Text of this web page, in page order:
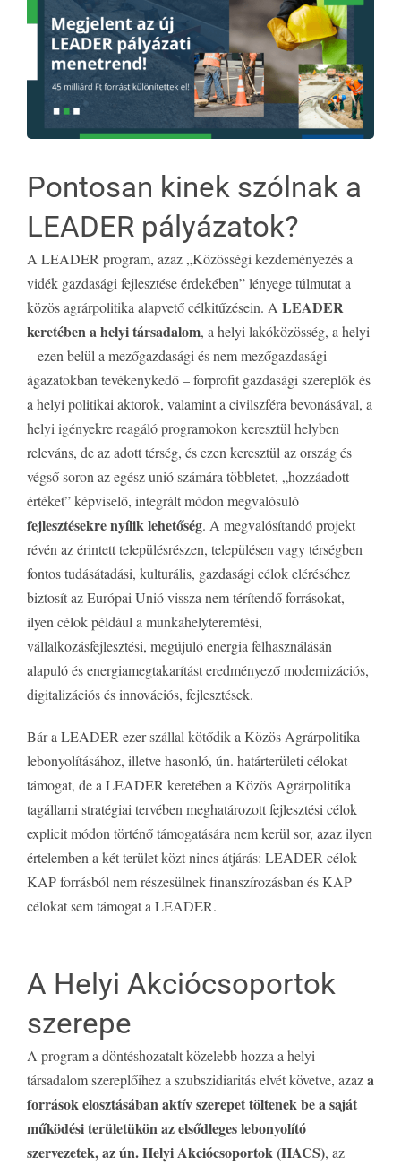
Pontosan kinek szólnak a
LEADER pályázatok?
A LEADER program, azaz „Közösségi kezdeményezés a
vidék gazdasági fejlesztése érdekében” lényege túlmutat a
közös agrárpolitika alapvető célkitűzésein. A LEADER
keretében a helyi társadalom, a helyi lakóközösség, a helyi
– ezen belül a mezőgazdasági és nem mezőgazdasági
ágazatokban tevékenykedő – forprofit gazdasági szereplők és
a helyi politikai aktorok, valamint a civilszféra bevonásával, a
helyi igényekre reagáló programokon keresztül helyben
releváns, de az adott térség, és ezen keresztül az ország és
végső soron az egész unió számára többletet, „hozzáadott
értéket” képviselő, integrált módon megvalósuló
fejlesztésekre nyílik lehetőség. A megvalósítandó projekt
révén az érintett településrészen, településen vagy térségben
fontos tudásátadási, kulturális, gazdasági célok eléréséhez
biztosít az Európai Unió vissza nem térítendő forrásokat,
ilyen célok például a munkahelyteremtési,
vállalkozásfejlesztési, megújuló energia felhasználásán
alapuló és energiamegtakarítást eredményező modernizációs,
digitalizációs és innovációs, fejlesztések.
Bár a LEADER ezer szállal kötődik a Közös Agrárpolitika
lebonyolításához, illetve hasonló, ún. határterületi célokat
támogat, de a LEADER keretében a Közös Agrárpolitika
tagállami stratégiai tervében meghatározott fejlesztési célok
explicit módon történő támogatására nem kerül sor, azaz ilyen
értelemben a két terület közt nincs átjárás: LEADER célok
KAP forrásból nem részesülnek finanszírozásban és KAP
célokat sem támogat a LEADER.
A Helyi Akciócsoportok
szerepe
A program a döntéshozatalt közelebb hozza a helyi
társadalom szereplőihez a szubszidiaritás elvét követve, azaza
források elosztásában aktív szerepet töltenek be a saját
működési területükön az elsődleges lebonyolító
szervezetek, az ún. Helyi Akciócsoportok (HACS), az